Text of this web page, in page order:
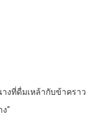
างที่ดื่มเหล้ากับข้าคราว
”